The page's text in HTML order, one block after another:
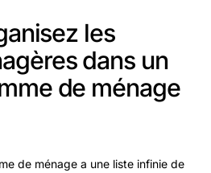
les
dans un
de ménage
de ménage a une liste infinie de